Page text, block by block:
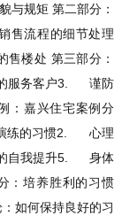
规矩第二部分：
流程的细节处理
售楼处 第三部分：
服务客户3. 谨防
嘉兴住宅案例分
的习惯2. 心理
自我提升5. 身体
：培养胜利的习惯
何保持良好的习